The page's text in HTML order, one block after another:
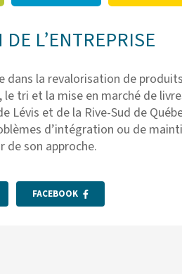
L’ENTREPRISE
dans la revalorisation de
tri et la mise en marché de
Lévis et de la Rive-Sud de
d’intégration ou de
de son approche.
FACEBOOK